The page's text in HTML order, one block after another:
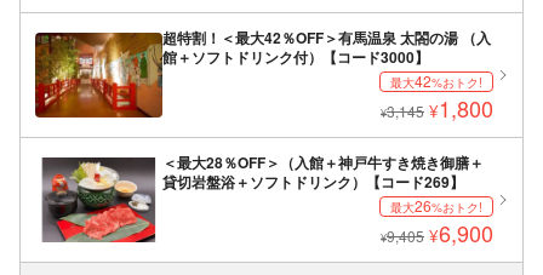
超特割！＜最大42％OFF＞有馬温泉 太閤の湯 （入
館＋ソフトドリンク付）【コード3000】
最大42%おトク!
¥3,145 ¥1,800
＜最大28％OFF＞（入館＋神戸牛すき焼き御膳＋
貸切岩盤浴＋ソフトドリンク）【コード269】
最大26%おトク!
¥9,405 ¥6,900